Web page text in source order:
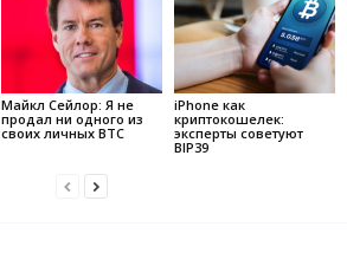
Майкл Сейлор: Я не
продал ни одного из
своих личных BTC
iPhone как
криптокошелек:
эксперты советуют
BIP39